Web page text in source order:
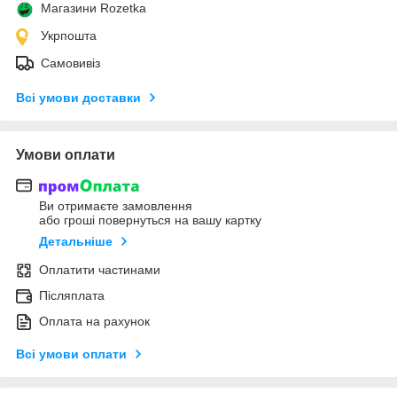
Магазини Rozetka
Укрпошта
Самовивіз
Всі умови доставки
Умови оплати
Ви отримаєте замовлення
або гроші повернуться на вашу картку
Детальніше
Оплатити частинами
Післяплата
Оплата на рахунок
Всі умови оплати